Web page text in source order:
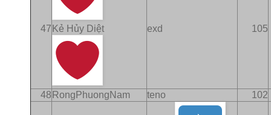
47 Kẻ Hủy Diệt exd 105
48 RongPhuongNam teno 102